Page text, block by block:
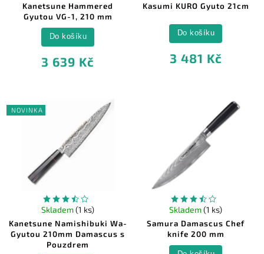
Kanetsune Hammered
Gyutou VG-1, 210 mm
3 639 Kč
Do košíku
Kasumi KURO Gyuto 21cm
3 481 Kč
Do košíku
NOVINKA
Kanetsune Namishibuki Wa-
Gyutou 210mm Damascus s
Pouzdrem
Skladem(1 ks)
Samura Damascus Chef
knife 200 mm
Skladem(1 ks)